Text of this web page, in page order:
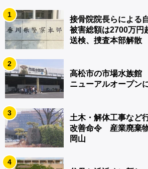
1
接骨院院長らによる
被害総額は2700万
送検、捜査本部解散
2
高松市の市場水族館
ニューアルオープン
3
土木・解体工事など
改善命令 産業廃棄
岡山
4